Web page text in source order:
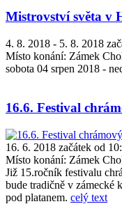
Mistrovství světa v
4. 8. 2018 - 5. 8. 2018
Místo konání: Zámek
sobota 04 srpen 2018 -
16.6. Festival
16. 6. 2018 začátek od
Místo konání: Zámek
Již 15.ročník festivalu
bude tradičně v zámecké
pod platanem. celý text